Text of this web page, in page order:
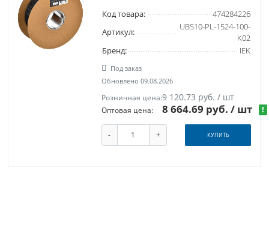
Код товара:
474284226
Артикул:
UBS10-PL-1524-100-
K02
Бренд:
IEK
Под заказ
Обновлено 09.08.2026
Розничная цена:9 120.73 руб. / шт
Оптовая цена: 8 664.69 руб. / шт !
- + КУПИТЬ